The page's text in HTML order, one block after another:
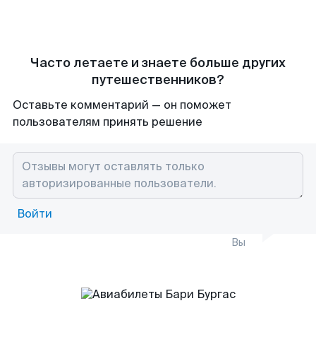
Часто летаете и знаете больше других
путешественников?
Оставьте комментарий — он поможет
пользователям принять решение
Войти
Вы